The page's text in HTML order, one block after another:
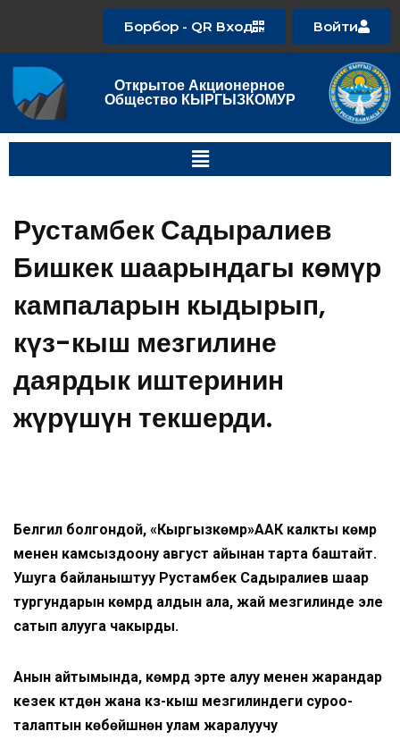
Борбор - QR Вход Войти
Открытое Акционерное
Общество КЫРГЫЗКОМУР
Рустамбек Садыралиев
Бишкек шаарындагы көмүр
кампаларын кыдырып,
күз-кыш мезгилине
даярдык иштеринин
жүрүшүн текшерди.
Белгилүү болгондой, «Кыргызкөмүр»ААК калкты көмүр
менен камсыздоону август айынан тарта баштайт.
Ушуга байланыштуу Рустамбек Садыралиев шаар
тургундарын көмүрдү алдын ала, жай мезгилинде эле
сатып алууга чакырды.
Анын айтымында, көмүрдү эрте алуу менен жарандар
кезек күтүүдөн жана күз-кыш мезгилиндеги суроо-
талаптын көбөйүшүнөн улам жаралуучу